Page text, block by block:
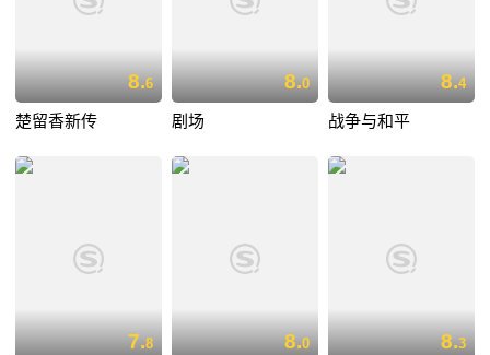
8.6
楚留香新传
8.0
剧场
8.4
战争与和平
7.8 8.0 8.3